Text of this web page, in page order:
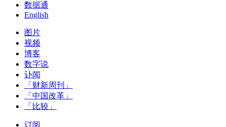
数据通
English
图片
视频
博客
数字说
讣闻
「财新周刊」
「中国改革」
「比较」
订阅